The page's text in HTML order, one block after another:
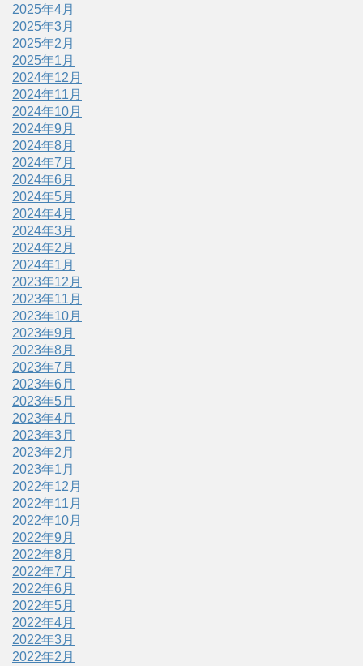
2025年4月
2025年3月
2025年2月
2025年1月
2024年12月
2024年11月
2024年10月
2024年9月
2024年8月
2024年7月
2024年6月
2024年5月
2024年4月
2024年3月
2024年2月
2024年1月
2023年12月
2023年11月
2023年10月
2023年9月
2023年8月
2023年7月
2023年6月
2023年5月
2023年4月
2023年3月
2023年2月
2023年1月
2022年12月
2022年11月
2022年10月
2022年9月
2022年8月
2022年7月
2022年6月
2022年5月
2022年4月
2022年3月
2022年2月